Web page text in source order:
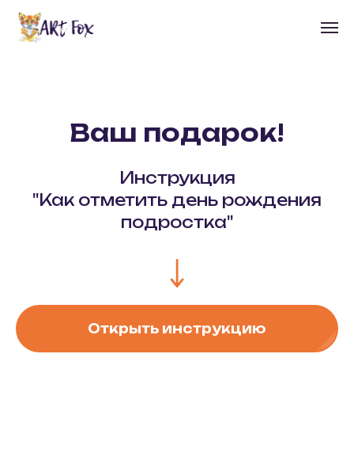
Ваш подарок!
Инструкция
"Как отметить день рождения
подростка"
Открыть инструкцию